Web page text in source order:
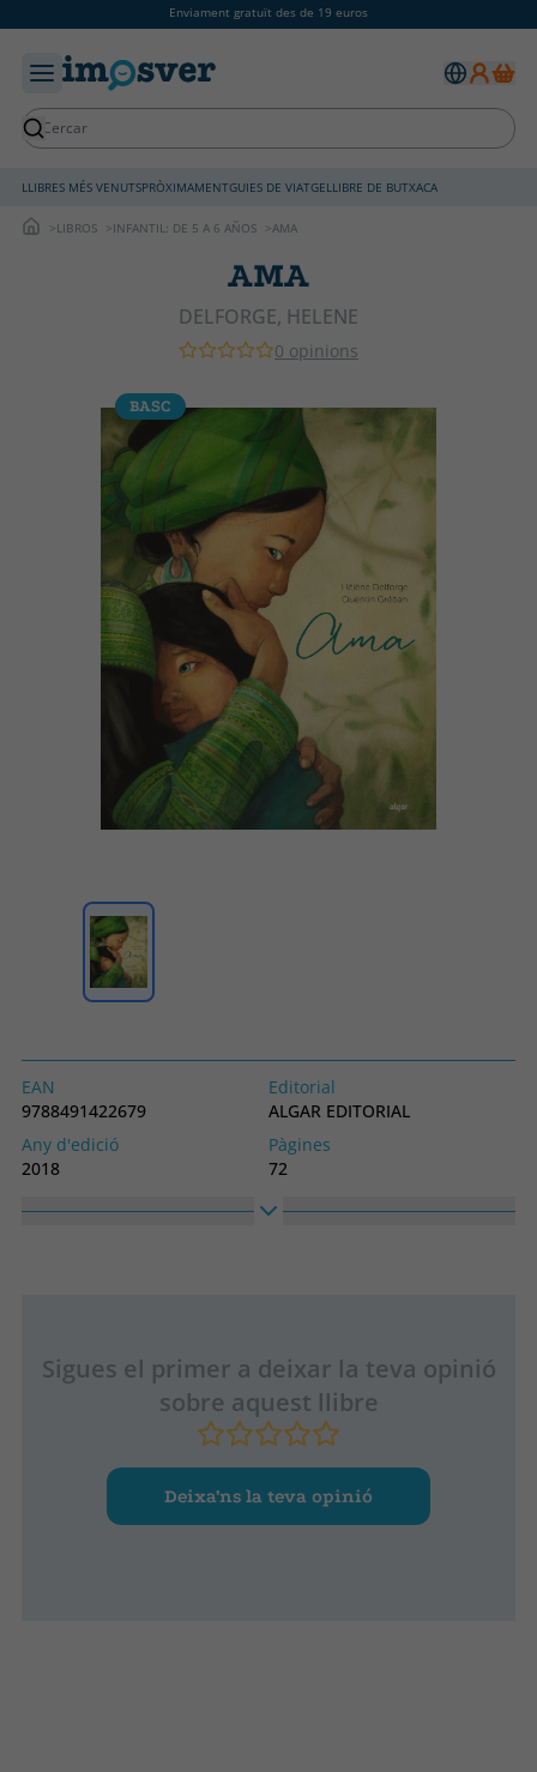
Enviament gratuït des de 19 euros
LLIBRES MÉS VENUTSPRÒXIMAMENTGUIES DE VIATGELLIBRE DE BUTXACA
LIBROS INFANTIL: DE 5 A 6 AÑOS AMA
AMA
DELFORGE, HELENE
0 opinions
BASC
EAN
9788491422679
Editorial
ALGAR EDITORIAL
Any d'edició
2018
Pàgines
72
Idioma
Sigues el primer a deixar la teva opinió
sobre aquest llibre
Deixa’ns la teva opinió